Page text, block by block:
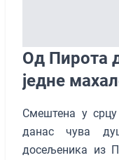
Од Пиротa
једне
Смештена у
данас чува
досељеника из